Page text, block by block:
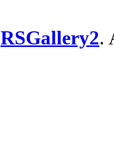
RSGallery2.